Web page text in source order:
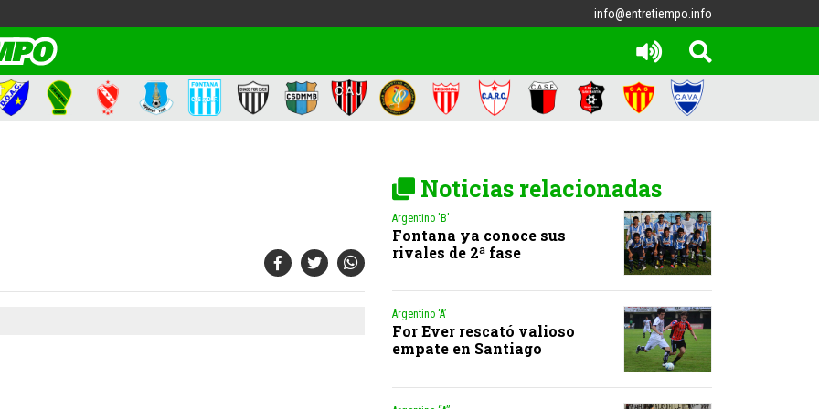
info@entretiempo.info
Noticias relacionadas
Argentino 'B'
Fontana ya conoce sus
rivales de 2ª fase
Argentino ‘A’
For Ever rescató valioso
empate en Santiago